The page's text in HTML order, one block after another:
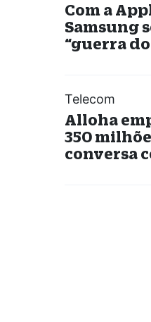
Com a
Samsung
“guerra
Telecom
Alloha
350
conversa